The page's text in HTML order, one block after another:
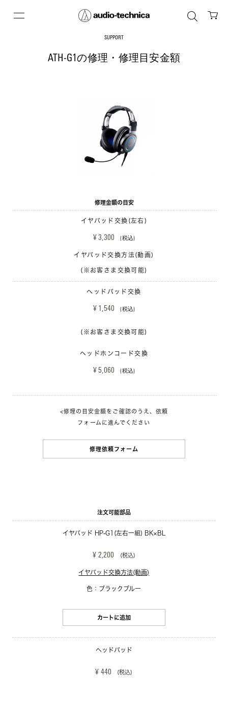
SUPPORT
ATH-G1の修理・修理目安金額
修理金額の目安
イヤパッド交換(左右)
¥ 3,300 (税込)
イヤパッド交換方法(動画)
(※お客さま交換可能)
ヘッドパッド交換
¥ 1,540 (税込)
(※お客さま交換可能)
ヘッドホンコード交換
¥ 5,060 (税込)
<修理の目安金額をご確認のうえ、依頼
フォームに進んでください
修理依頼フォーム
注文可能部品
イヤパッド HP-G1(左右一組) BK×BL
¥ 2,200 (税込)
イヤパッド交換方法(動画)
色：ブラックブルー
カートに追加
ヘッドパッド
¥ 440 (税込)